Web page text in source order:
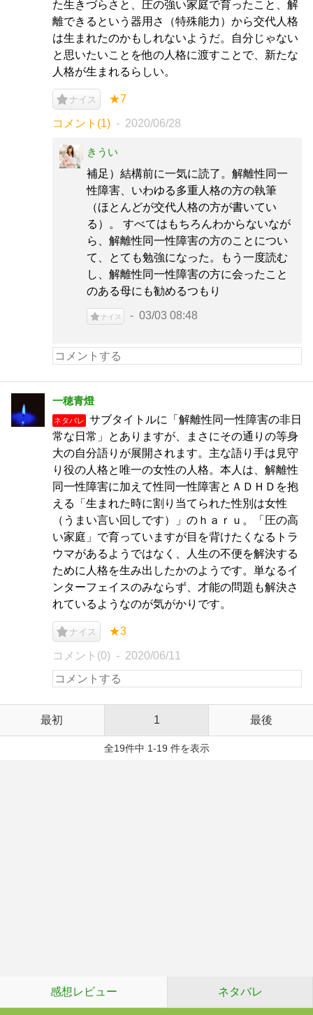
た生きづらさと、圧の強い家庭で育ったこと、解
離できるという器用さ（特殊能力）から交代人格
は生まれたのかもしれないようだ。自分じゃない
と思いたいことを他の人格に渡すことで、新たな
人格が生まれるらしい。
ナイス ★7
コメント(1) 2020/06/28
きうい
補足）結構前に一気に読了。解離性同一
性障害、いわゆる多重人格の方の執筆
（ほとんどが交代人格の方が書いてい
る）。 すべてはもちろんわからないなが
ら、解離性同一性障害の方のことについ
て、とても勉強になった。もう一度読む
し、解離性同一性障害の方に会ったこと
のある母にも勧めるつもり
ナイス 03/03 08:48
一穂青燈
ネタバレ
サブタイトルに「解離性同一性障害の非日
常な日常」とありますが、まさにその通りの等身
大の自分語りが展開されます。主な語り手は見守
り役の人格と唯一の女性の人格。本人は、解離性
同一性障害に加えて性同一性障害とＡＤＨＤを抱
える「生まれた時に割り当てられた性別は女性
（うまい言い回しです）」のｈａｒｕ。「圧の高
い家庭」で育っていますが目を背けたくなるトラ
ウマがあるようではなく、人生の不便を解決する
ために人格を生み出したかのようです。単なるイ
ンターフェイスのみならず、才能の問題も解決さ
れているようなのが気がかりです。
ナイス ★3
コメント(0) 2020/06/11
最初 1 最後
全19件中 1-19 件を表示
感想レビュー ネタバレ